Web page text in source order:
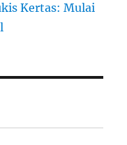
Kertas: Mulai